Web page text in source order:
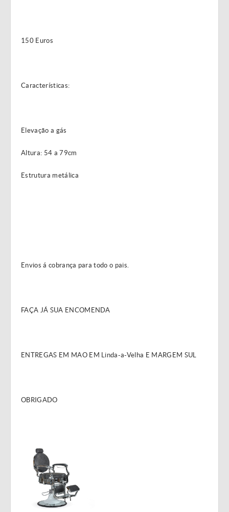
150 Euros
Características:
Elevação a gás
Altura: 54 a 79cm
Estrutura metálica
Envios á cobrança para todo o pais.
FAÇA JÁ SUA ENCOMENDA
ENTREGAS EM MAO EM Linda-a-Velha E MARGEM SUL
OBRIGADO